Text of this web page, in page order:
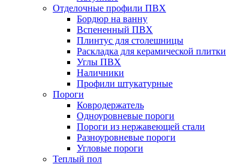
Отделочные профили ПВХ
Бордюр на ванну
Вспененный ПВХ
Плинтус для столешницы
Раскладка для керамической плитки
Углы ПВХ
Наличники
Профили штукатурные
Пороги
Ковродержатель
Одноуровневые пороги
Пороги из нержавеющей стали
Разноуровневые пороги
Угловые пороги
Теплый пол